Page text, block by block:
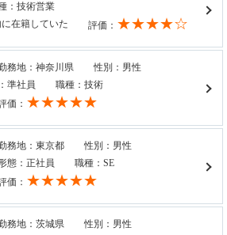
：技術営業
在籍していた
評価： ★★★★☆
務地：神奈川県
性別：男性
準社員
職種：技術
価： ★★★★★
務地：東京都
性別：男性
態：正社員
職種：SE
価： ★★★★★
務地：茨城県
性別：男性